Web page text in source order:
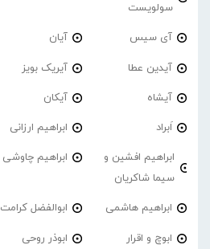
سولویست
آی سیس آیان
آیدین عطا آیریک بویز
آیشاه آیکان
اَبراد ابراهیم ارزانی
ابراهیم افشین و
سیما شاکریان
ابراهیم چاوشی
ابراهیم هاشمی ابوالفضل کرامت
ابوچ و اقرار ابوذر روحی